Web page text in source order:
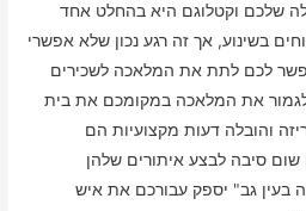
שלכם וקטלוגם היא בהחלט אחד
בשינוע, אך זה רגע נכון שלא אפשרי
לכם לתת את המלאכה לשכירים
את המלאכה במקומכם את בית
והובלה דעות מקצועיות הם
שום סיבה לבצע איתורים שלהן
בעין גב" יספק עבורכם את איש